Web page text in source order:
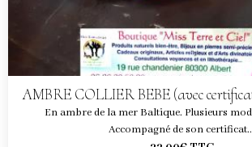
AMBRE COLLIER BEBE (avec
En ambre de la mer Baltique. Plusieurs
Accompagné de son